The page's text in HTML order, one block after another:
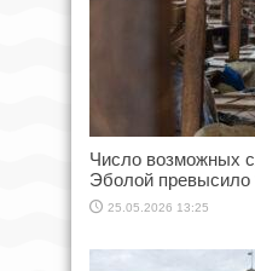
Число возможных
Эболой превысило
25.05.2026 13:25